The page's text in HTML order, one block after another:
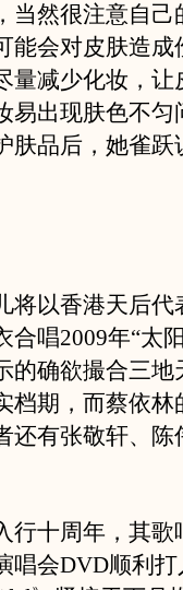
然很注意自己
能会对皮肤造成
量减少化妆，让
易出现肤色不匀
肤品后，她雀跃
以香港天后代
唱2009年“太
的确欲撮合三地
档期，而蔡依林
还有张敬轩、陈
十周年，其歌
唱会DVD顺利